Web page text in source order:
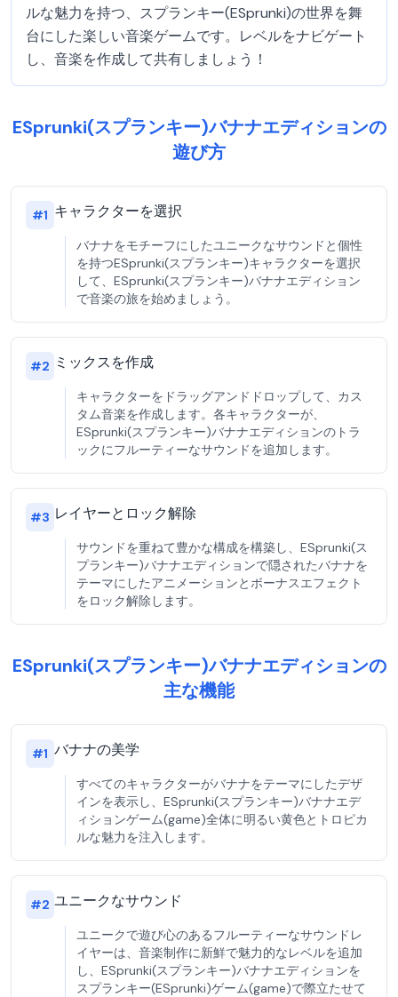
ルな魅力を持つ、スプランキー(ESprunki)の世界を舞
台にした楽しい音楽ゲームです。レベルをナビゲート
し、音楽を作成して共有しましょう！
ESprunki(スプランキー)バナナエディションの
遊び方
#1 キャラクターを選択
バナナをモチーフにしたユニークなサウンドと個性
を持つESprunki(スプランキー)キャラクターを選択
して、ESprunki(スプランキー)バナナエディション
で音楽の旅を始めましょう。
#2 ミックスを作成
キャラクターをドラッグアンドドロップして、カス
タム音楽を作成します。各キャラクターが、
ESprunki(スプランキー)バナナエディションのトラ
ックにフルーティーなサウンドを追加します。
#3 レイヤーとロック解除
サウンドを重ねて豊かな構成を構築し、ESprunki(ス
プランキー)バナナエディションで隠されたバナナを
テーマにしたアニメーションとボーナスエフェクト
をロック解除します。
ESprunki(スプランキー)バナナエディションの
主な機能
#1 バナナの美学
すべてのキャラクターがバナナをテーマにしたデザ
インを表示し、ESprunki(スプランキー)バナナエデ
ィションゲーム(game)全体に明るい黄色とトロピカ
ルな魅力を注入します。
#2 ユニークなサウンド
ユニークで遊び心のあるフルーティーなサウンドレ
イヤーは、音楽制作に新鮮で魅力的なレベルを追加
し、ESprunki(スプランキー)バナナエディションを
スプランキー(ESprunki)ゲーム(game)で際立たせて